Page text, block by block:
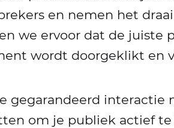
en nemen het
we ervoor dat de juiste
wordt doorgeklikt en
gegarandeerd interactie
om je publiek actief